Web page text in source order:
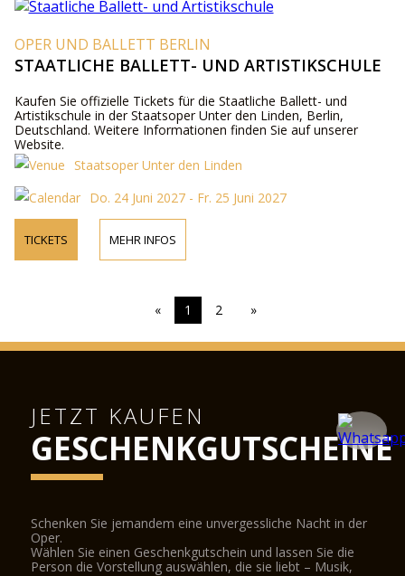
OPER UND BALLETT BERLIN
STAATLICHE BALLETT- UND ARTISTIKSCHULE
Kaufen Sie offizielle Tickets für die Staatliche Ballett- und
Artistikschule in der Staatsoper Unter den Linden, Berlin,
Deutschland. Weitere Informationen finden Sie auf unserer
Website.
Staatsoper Unter den Linden
Do. 24 Juni 2027 - Fr. 25 Juni 2027
TICKETS MEHR INFOS
« 1 2 »
JETZT KAUFEN
GESCHENKGUTSCHEINE
Schenken Sie jemandem eine unvergessliche Nacht in der
Oper.
Wählen Sie einen Geschenkgutschein und lassen Sie die
Person die Vorstellung auswählen, die sie liebt – Musik,